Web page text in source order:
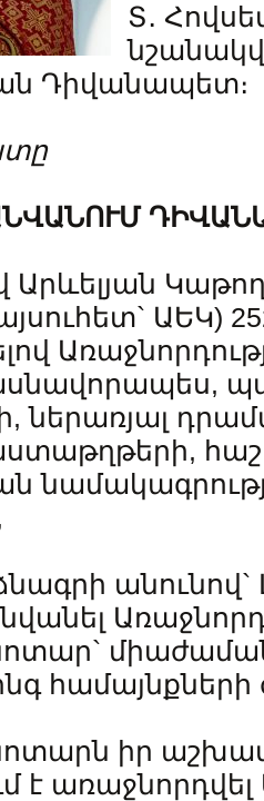
Տ․
Դիվանապետ։
Արևելյան
ԱԵԿ)
անունով`
իր
է